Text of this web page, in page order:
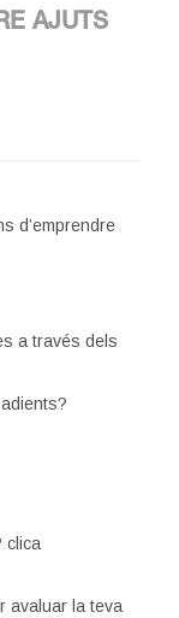
AJUTS
d’emprendre
a través dels
clica
avaluar la teva